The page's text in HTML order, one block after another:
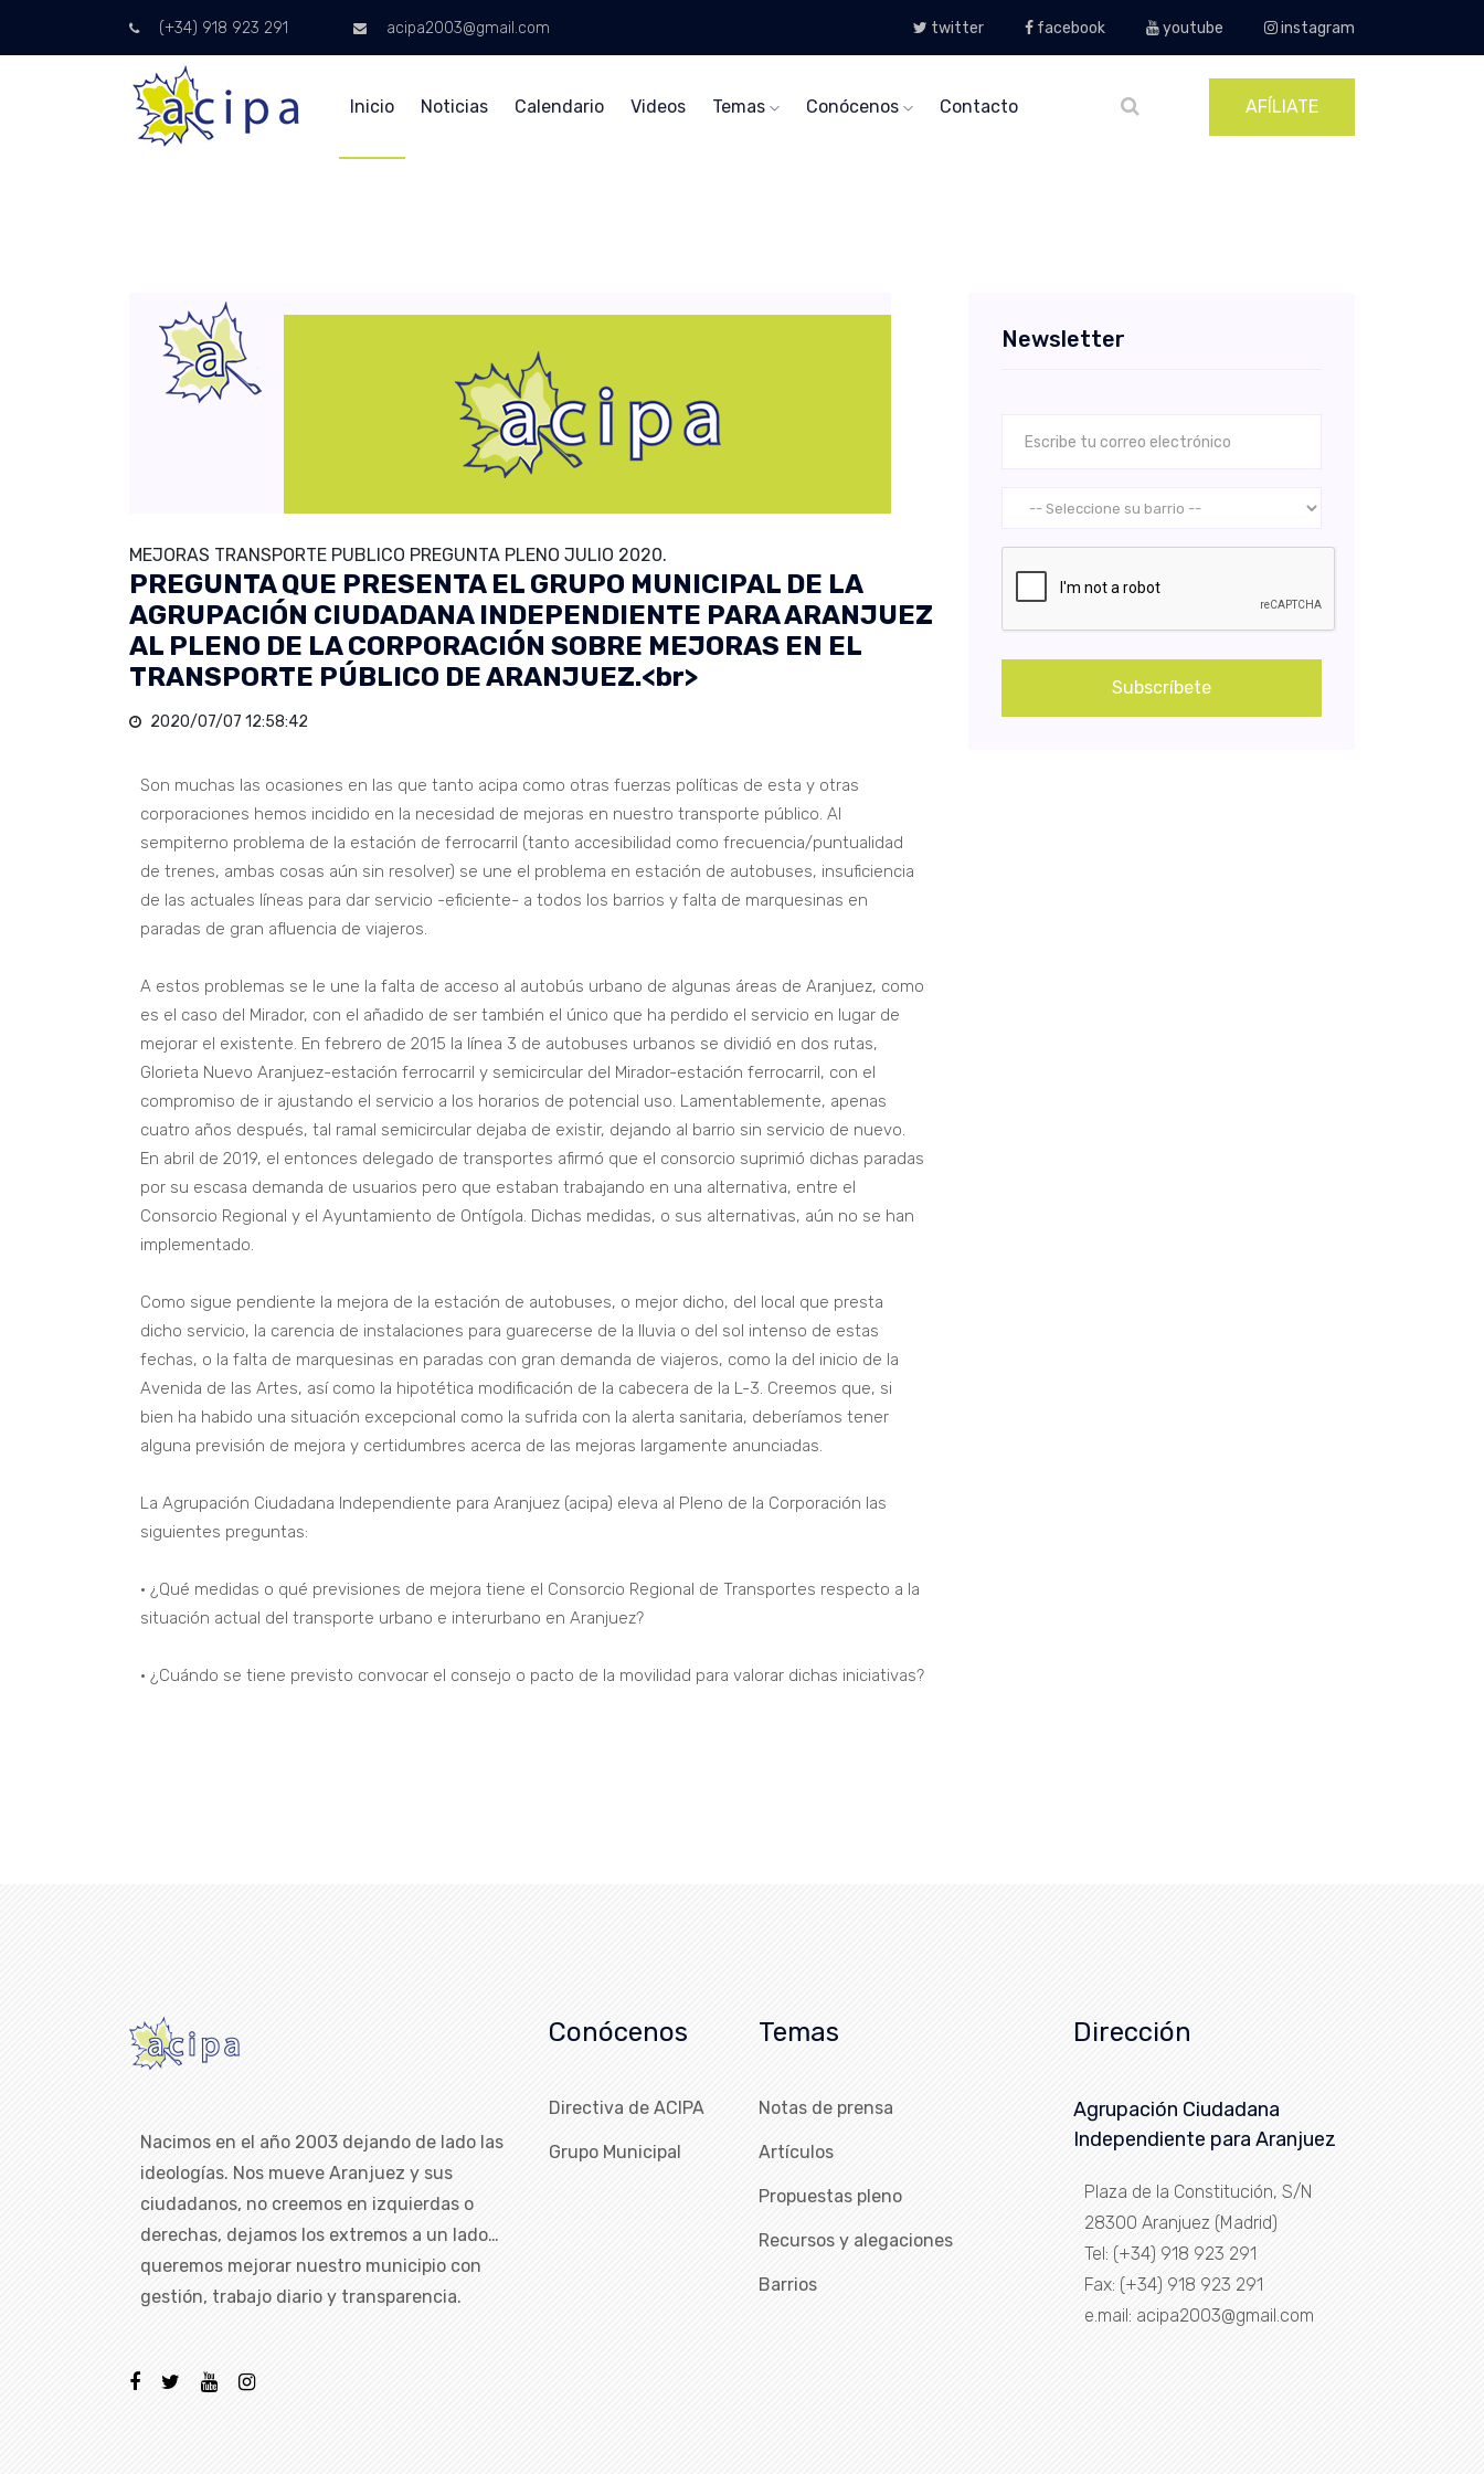
(+34) 918 923 291 acipa2003@gmail.com twitter facebook youtube instagram
Inicio Noticias Calendario Videos Temas Conócenos Contacto AFÍLIATE
MEJORAS TRANSPORTE PUBLICO PREGUNTA PLENO JULIO 2020.
PREGUNTA QUE PRESENTA EL GRUPO MUNICIPAL DE LA
AGRUPACIÓN CIUDADANA INDEPENDIENTE PARA ARANJUEZ
AL PLENO DE LA CORPORACIÓN SOBRE MEJORAS EN EL
TRANSPORTE PÚBLICO DE ARANJUEZ.<br>
2020/07/07 12:58:42
Son muchas las ocasiones en las que tanto acipa como otras fuerzas políticas de esta y otras
corporaciones hemos incidido en la necesidad de mejoras en nuestro transporte público. Al
sempiterno problema de la estación de ferrocarril (tanto accesibilidad como frecuencia/puntualidad
de trenes, ambas cosas aún sin resolver) se une el problema en estación de autobuses, insuficiencia
de las actuales líneas para dar servicio -eficiente- a todos los barrios y falta de marquesinas en
paradas de gran afluencia de viajeros.
A estos problemas se le une la falta de acceso al autobús urbano de algunas áreas de Aranjuez, como
es el caso del Mirador, con el añadido de ser también el único que ha perdido el servicio en lugar de
mejorar el existente. En febrero de 2015 la línea 3 de autobuses urbanos se dividió en dos rutas,
Glorieta Nuevo Aranjuez-estación ferrocarril y semicircular del Mirador-estación ferrocarril, con el
compromiso de ir ajustando el servicio a los horarios de potencial uso. Lamentablemente, apenas
cuatro años después, tal ramal semicircular dejaba de existir, dejando al barrio sin servicio de nuevo.
En abril de 2019, el entonces delegado de transportes afirmó que el consorcio suprimió dichas paradas
por su escasa demanda de usuarios pero que estaban trabajando en una alternativa, entre el
Consorcio Regional y el Ayuntamiento de Ontígola. Dichas medidas, o sus alternativas, aún no se han
implementado.
Como sigue pendiente la mejora de la estación de autobuses, o mejor dicho, del local que presta
dicho servicio, la carencia de instalaciones para guarecerse de la lluvia o del sol intenso de estas
fechas, o la falta de marquesinas en paradas con gran demanda de viajeros, como la del inicio de la
Avenida de las Artes, así como la hipotética modificación de la cabecera de la L-3. Creemos que, si
bien ha habido una situación excepcional como la sufrida con la alerta sanitaria, deberíamos tener
alguna previsión de mejora y certidumbres acerca de las mejoras largamente anunciadas.
La Agrupación Ciudadana Independiente para Aranjuez (acipa) eleva al Pleno de la Corporación las
siguientes preguntas:
• ¿Qué medidas o qué previsiones de mejora tiene el Consorcio Regional de Transportes respecto a la
situación actual del transporte urbano e interurbano en Aranjuez?
• ¿Cuándo se tiene previsto convocar el consejo o pacto de la movilidad para valorar dichas iniciativas?
Newsletter
Subscríbete
Nacimos en el año 2003 dejando de lado las
ideologías. Nos mueve Aranjuez y sus
ciudadanos, no creemos en izquierdas o
derechas, dejamos los extremos a un lado…
queremos mejorar nuestro municipio con
gestión, trabajo diario y transparencia.
Conócenos
Directiva de ACIPA
Grupo Municipal
Temas
Notas de prensa
Artículos
Propuestas pleno
Recursos y alegaciones
Barrios
Dirección
Agrupación Ciudadana
Independiente para Aranjuez
Plaza de la Constitución, S/N
28300 Aranjuez (Madrid)
Tel: (+34) 918 923 291
Fax: (+34) 918 923 291
e.mail: acipa2003@gmail.com